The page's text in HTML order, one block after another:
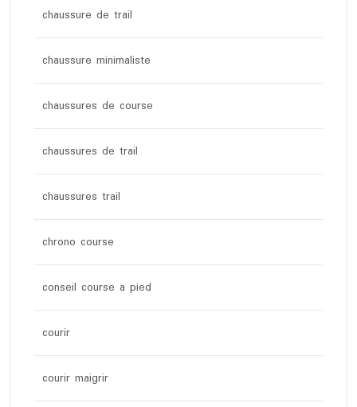
chaussure de trail
chaussure minimaliste
chaussures de course
chaussures de trail
chaussures trail
chrono course
conseil course a pied
courir
courir maigrir